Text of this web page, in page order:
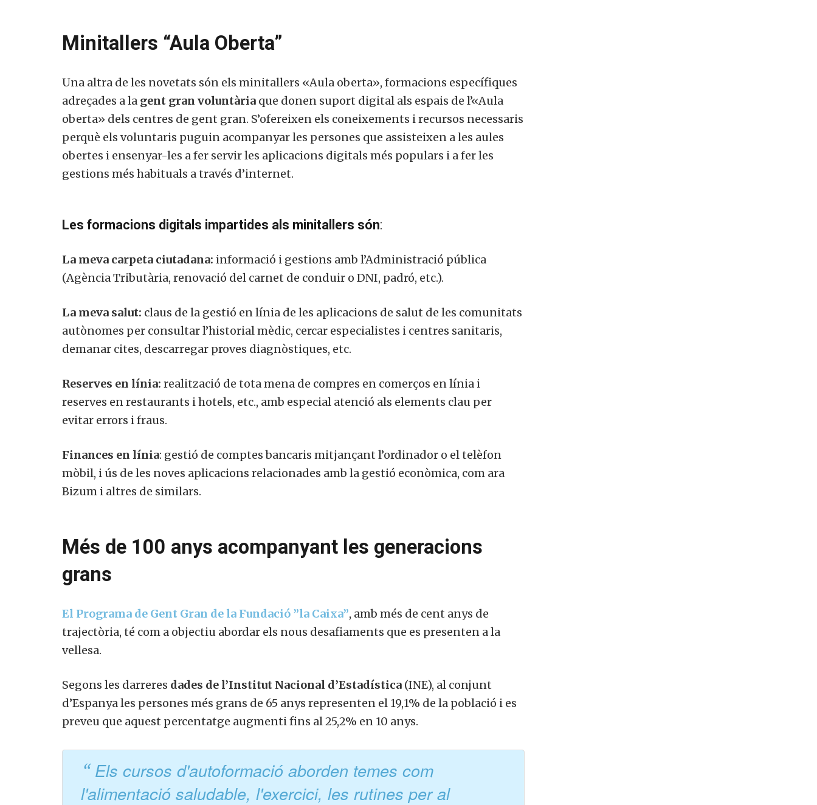
Minitallers “Aula Oberta”
Una altra de les novetats són els minitallers «Aula oberta», formacions específiques
adreçades a la gent gran voluntària que donen suport digital als espais de l’«Aula
oberta» dels centres de gent gran. S’ofereixen els coneixements i recursos necessaris
perquè els voluntaris puguin acompanyar les persones que assisteixen a les aules
obertes i ensenyar-les a fer servir les aplicacions digitals més populars i a fer les
gestions més habituals a través d’internet.
Les formacions digitals impartides als minitallers són:
La meva carpeta ciutadana: informació i gestions amb l’Administració pública
(Agència Tributària, renovació del carnet de conduir o DNI, padró, etc.).
La meva salut: claus de la gestió en línia de les aplicacions de salut de les comunitats
autònomes per consultar l’historial mèdic, cercar especialistes i centres sanitaris,
demanar cites, descarregar proves diagnòstiques, etc.
Reserves en línia: realització de tota mena de compres en comerços en línia i
reserves en restaurants i hotels, etc., amb especial atenció als elements clau per
evitar errors i fraus.
Finances en línia: gestió de comptes bancaris mitjançant l’ordinador o el telèfon
mòbil, i ús de les noves aplicacions relacionades amb la gestió econòmica, com ara
Bizum i altres de similars.
Més de 100 anys acompanyant les generacions
grans
El Programa de Gent Gran de la Fundació ”la Caixa”, amb més de cent anys de
trajectòria, té com a objectiu abordar els nous desafiaments que es presenten a la
vellesa.
Segons les darreres dades de l’Institut Nacional d’Estadística (INE), al conjunt
d’Espanya les persones més grans de 65 anys representen el 19,1% de la població i es
preveu que aquest percentatge augmenti fins al 25,2% en 10 anys.
Els cursos d'autoformació aborden temes com
l'alimentació saludable, l'exercici, les rutines per al